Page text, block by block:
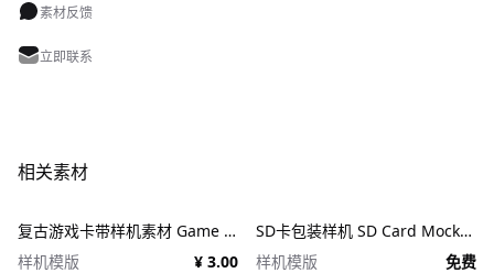
素材反馈
立即联系
相关素材
复古游戏卡带样机素材 Game Cartridge Mockup Bundle Retro
样机模版
¥ 3.00
SD卡包装样机 SD Card Mockup
样机模版
免费